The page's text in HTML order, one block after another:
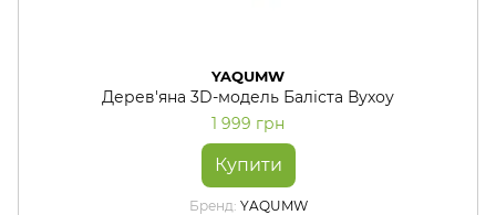
YAQUMW
Дерев'яна 3D-модель Баліста Вухоу
1 999 грн
Купити
Бренд YAQUMW